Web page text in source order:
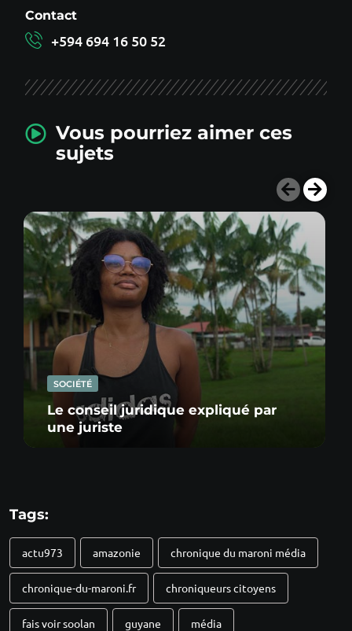
Contact
+594 694 16 50 52
Vous pourriez aimer ces
sujets
SOCIÉTÉ
Le conseil juridique expliqué par
une juriste
Tags:
actu973 amazonie chronique du maroni média
chronique-du-maroni.fr chroniqueurs citoyens
fais voir soolan guyane média